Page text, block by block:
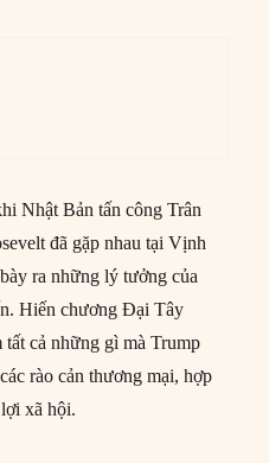
Nhật Bản tấn công Trân
đã gặp nhau tại Vịnh
ra những lý tưởng của
Hiến chương Đại Tây
cả những gì mà Trump
rào cản thương mại, hợp
xã hội.